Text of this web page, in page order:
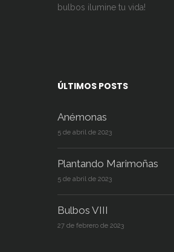
bulbos ilumine tu vida!
ÚLTIMOS POSTS
Anémonas
5 de abril de 2023
Plantando Marimoñas
5 de abril de 2023
Bulbos VIII
27 de febrero de 2023